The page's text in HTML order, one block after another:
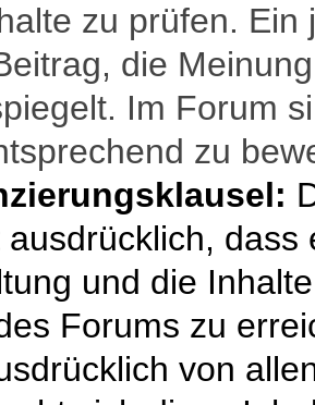
zu prüfen.
die
Im Forum
zu
ausdrücklich,
und die
Forums zu
von